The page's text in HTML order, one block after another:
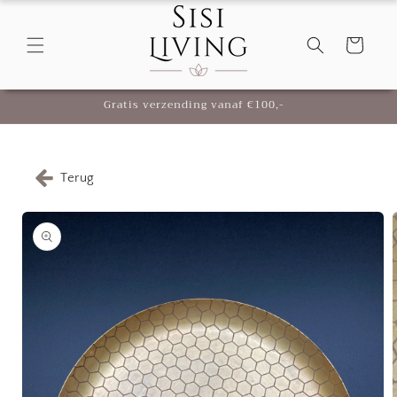
Meteen
content
Winkelwagen
Gratis verzending vanaf €100,-
Terug
direct naar